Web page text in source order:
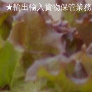
輸出輸入貨物保管業務